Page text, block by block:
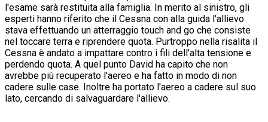
l'esame sarà restituita alla famiglia. In merito al sinistro, gli
esperti hanno riferito che il Cessna con alla guida l'allievo
stava effettuando un atterraggio touch and go che consiste
nel toccare terra e riprendere quota. Purtroppo nella risalita il
Cessna è andato a impattare contro i fili dell'alta tensione e
perdendo quota. A quel punto David ha capito che non
avrebbe più recuperato l'aereo e ha fatto in modo di non
cadere sulle case. Inoltre ha portato l'aereo a cadere sul suo
lato, cercando di salvaguardare l'allievo.